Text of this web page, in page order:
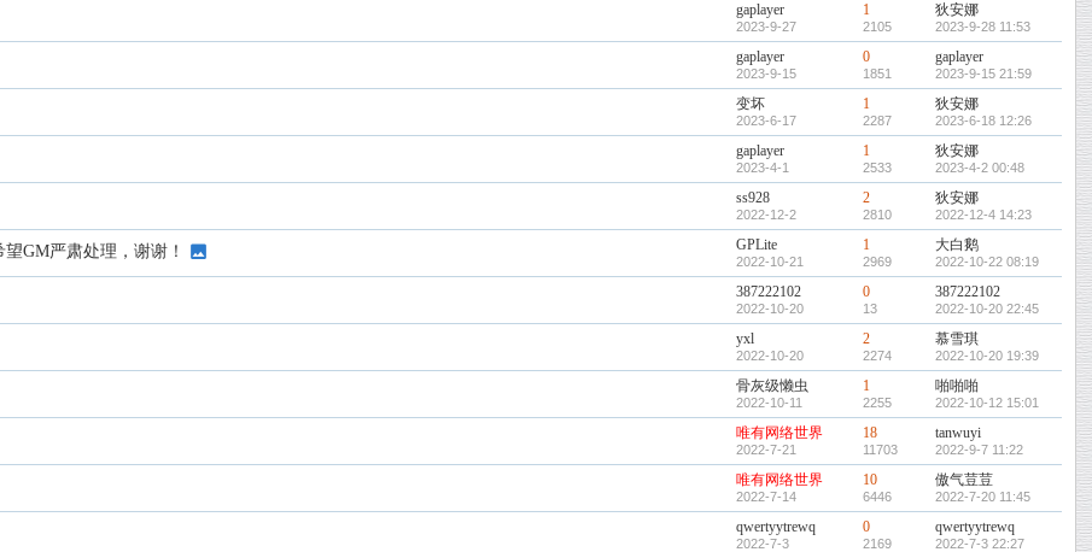
gaplayer
2023-9-27
1
2105
狄安娜
2023-9-28 11:53
gaplayer
2023-9-15
0
1851
gaplayer
2023-9-15 21:59
变坏
2023-6-17
1
2287
狄安娜
2023-6-18 12:26
gaplayer
2023-4-1
1
2533
狄安娜
2023-4-2 00:48
ss928
2022-12-2
2
2810
狄安娜
2022-12-4 14:23
GM严肃处理，谢谢！ GPLite
2022-10-21
1
2969
大白鹅
2022-10-22 08:19
387222102
2022-10-20
0
13
387222102
2022-10-20 22:45
yxl
2022-10-20
2
2274
慕雪琪
2022-10-20 19:39
骨灰级懒虫
2022-10-11
1
2255
啪啪啪
2022-10-12 15:01
唯有网络世界
2022-7-21
18
11703
tanwuyi
2022-9-7 11:22
唯有网络世界
2022-7-14
10
6446
傲气荳荳
2022-7-20 11:45
qwertyytrewq
2022-7-3
0
2169
qwertyytrewq
2022-7-3 22:27